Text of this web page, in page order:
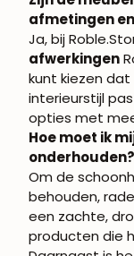
afmetingen
Ja, bij
afwerkingen
kunt kiezen
interieurstijl
opties met
Hoe moet ik
onderhouden?
Om de
behouden,
een zachte,
producten die